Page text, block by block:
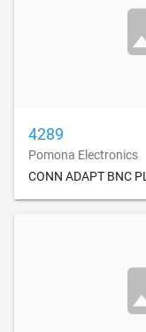
4289
Pomona Electronics
CONN ADAPT BNC